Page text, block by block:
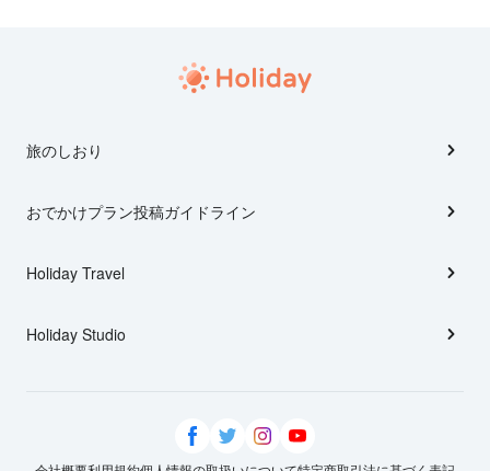
旅のしおり
おでかけプラン投稿ガイドライン
Holiday Travel
Holiday Studio